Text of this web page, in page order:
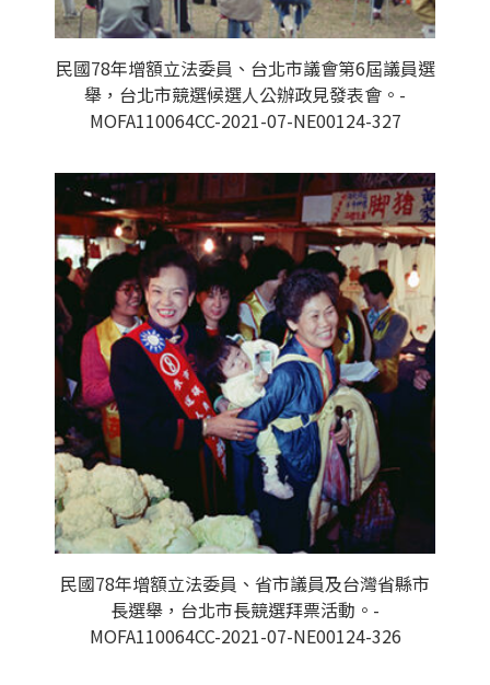
民國78年增額立法委員、台北市議會第6屆議員選
舉，台北市競選候選人公辦政見發表會。-
MOFA110064CC-2021-07-NE00124-327
民國78年增額立法委員、省市議員及台灣省縣市
長選舉，台北市長競選拜票活動。-
MOFA110064CC-2021-07-NE00124-326